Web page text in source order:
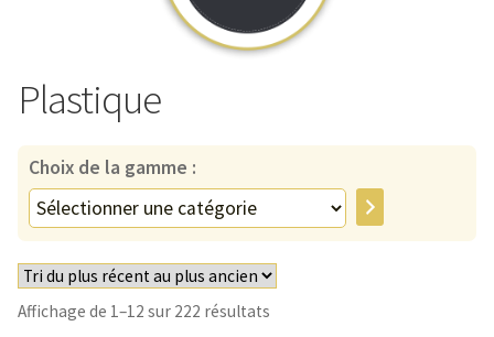
La Boutique
Démarche éco-responsable
Bijou sur-mesure
Marchés & Points de vente
Plastique
Choix de la gamme :
Sélectionner
une
catégorie
Affichage de 1–12 sur 222 résultatsTrié